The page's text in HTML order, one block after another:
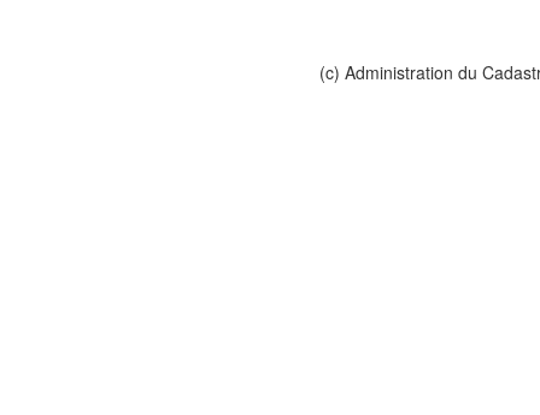
(c) Administration du